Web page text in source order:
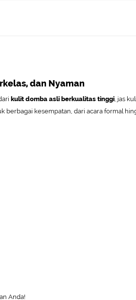
dan Nyaman
kulit domba asli berkualitas tinggi , jas
berbagai kesempatan, dari acara formal
Anda!